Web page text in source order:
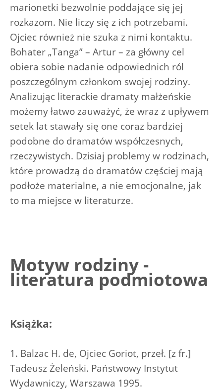
marionetki bezwolnie poddające się jej
rozkazom. Nie liczy się z ich potrzebami.
Ojciec również nie szuka z nimi kontaktu.
Bohater „Tanga” – Artur – za główny cel
obiera sobie nadanie odpowiednich ról
poszczególnym członkom swojej rodziny.
Analizując literackie dramaty małżeńskie
możemy łatwo zauważyć, że wraz z upływem
setek lat stawały się one coraz bardziej
podobne do dramatów współczesnych,
rzeczywistych. Dzisiaj problemy w rodzinach,
które prowadzą do dramatów częściej mają
podłoże materialne, a nie emocjonalne, jak
to ma miejsce w literaturze.
Motyw rodziny -
literatura podmiotowa
Książka:
1. Balzac H. de, Ojciec Goriot, przeł. [z fr.]
Tadeusz Żeleński. Państwowy Instytut
Wydawniczy, Warszawa 1995.